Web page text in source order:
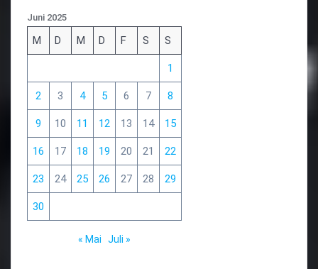
Juni 2025
M D M D F S S
1
2 3 4 5 6 7 8
9 10 11 12 13 14 15
16 17 18 19 20 21 22
23 24 25 26 27 28 29
30
« Mai Juli »